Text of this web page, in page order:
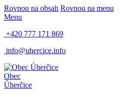
Rovnou na obsah Rovnou na menu
Menu
+420 777 171 869
info@uhercice.info
Obec
Úherčice